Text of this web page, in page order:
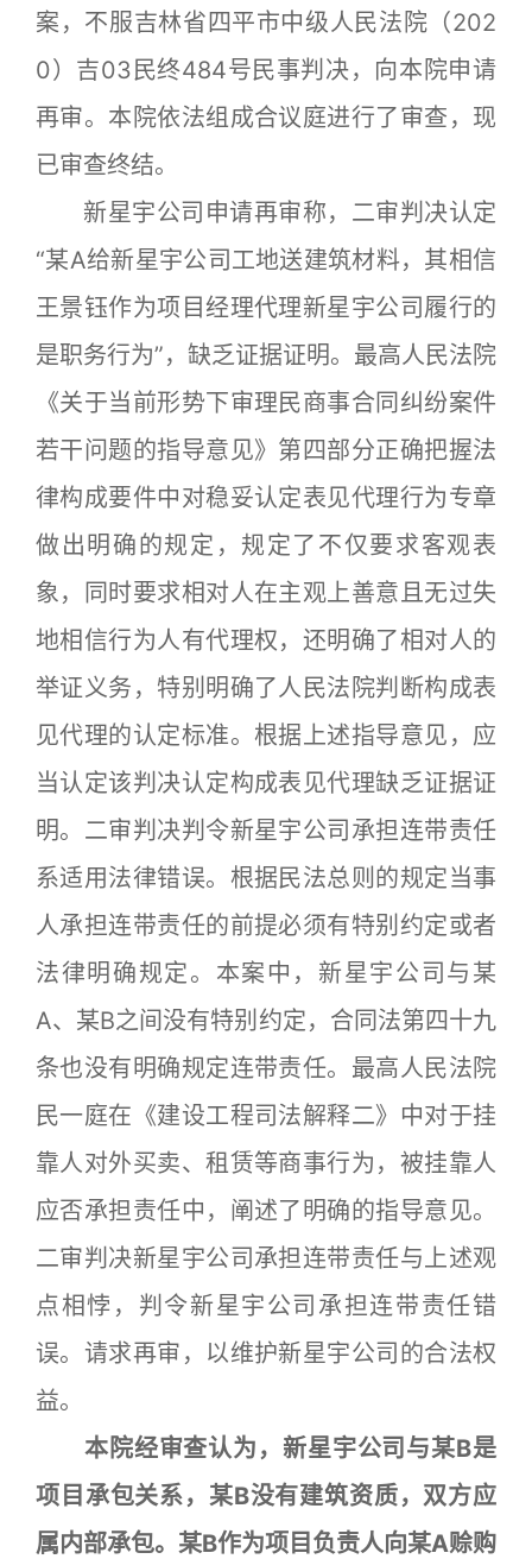
案，不服吉林省四平市中级人民法院（202
0）吉03民终484号民事判决，向本院申请
再审。本院依法组成合议庭进行了审查，现
已审查终结。
新星宇公司申请再审称，二审判决认定
“某A给新星宇公司工地送建筑材料，其相信
王景钰作为项目经理代理新星宇公司履行的
是职务行为”，缺乏证据证明。最高人民法院
《关于当前形势下审理民商事合同纠纷案件
若干问题的指导意见》第四部分正确把握法
律构成要件中对稳妥认定表见代理行为专章
做出明确的规定，规定了不仅要求客观表
象，同时要求相对人在主观上善意且无过失
地相信行为人有代理权，还明确了相对人的
举证义务，特别明确了人民法院判断构成表
见代理的认定标准。根据上述指导意见，应
当认定该判决认定构成表见代理缺乏证据证
明。二审判决判令新星宇公司承担连带责任
系适用法律错误。根据民法总则的规定当事
人承担连带责任的前提必须有特别约定或者
法律明确规定。本案中，新星宇公司与某
A、某B之间没有特别约定，合同法第四十九
条也没有明确规定连带责任。最高人民法院
民一庭在《建设工程司法解释二》中对于挂
靠人对外买卖、租赁等商事行为，被挂靠人
应否承担责任中，阐述了明确的指导意见。
二审判决新星宇公司承担连带责任与上述观
点相悖，判令新星宇公司承担连带责任错
误。请求再审，以维护新星宇公司的合法权
益。
本院经审查认为，新星宇公司与某B是
项目承包关系，某B没有建筑资质，双方应
属内部承包。某B作为项目负责人向某A赊购